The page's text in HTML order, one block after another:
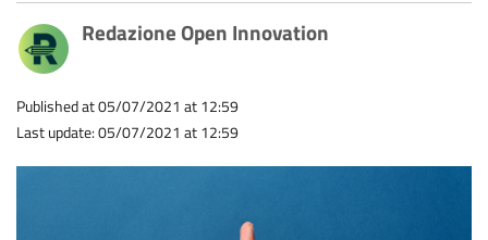
Redazione Open Innovation
Published at 05/07/2021 at 12:59
Last update: 05/07/2021 at 12:59